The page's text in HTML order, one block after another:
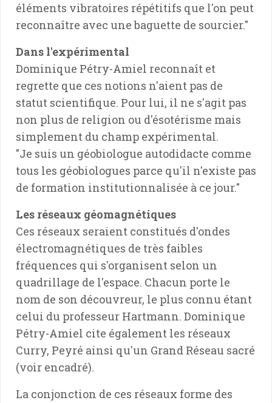
éléments vibratoires répétitifs que l'on peut
reconnaître avec une baguette de sourcier."
Dans l'expérimental
Dominique Pétry-Amiel reconnaît et
regrette que ces notions n'aient pas de
statut scientifique. Pour lui, il ne s'agit pas
non plus de religion ou d'ésotérisme mais
simplement du champ expérimental.
"Je suis un géobiologue autodidacte comme
tous les géobiologues parce qu'il n'existe pas
de formation institutionnalisée à ce jour."
Les réseaux géomagnétiques
Ces réseaux seraient constitués d'ondes
électromagnétiques de très faibles
fréquences qui s'organisent selon un
quadrillage de l'espace. Chacun porte le
nom de son découvreur, le plus connu étant
celui du professeur Hartmann. Dominique
Pétry-Amiel cite également les réseaux
Curry, Peyré ainsi qu'un Grand Réseau sacré
(voir encadré).
La conjonction de ces réseaux forme des